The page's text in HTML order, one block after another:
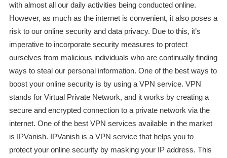
with almost all our daily activities being conducted online.
However, as much as the internet is convenient, it also poses a
risk to our online security and data privacy. Due to this, it’s
imperative to incorporate security measures to protect
ourselves from malicious individuals who are continually finding
ways to steal our personal information. One of the best ways to
boost your online security is by using a VPN service. VPN
stands for Virtual Private Network, and it works by creating a
secure and encrypted connection to a private network via the
internet. One of the best VPN services available in the market
is IPVanish. IPVanish is a VPN service that helps you to
protect your online security by masking your IP address. This